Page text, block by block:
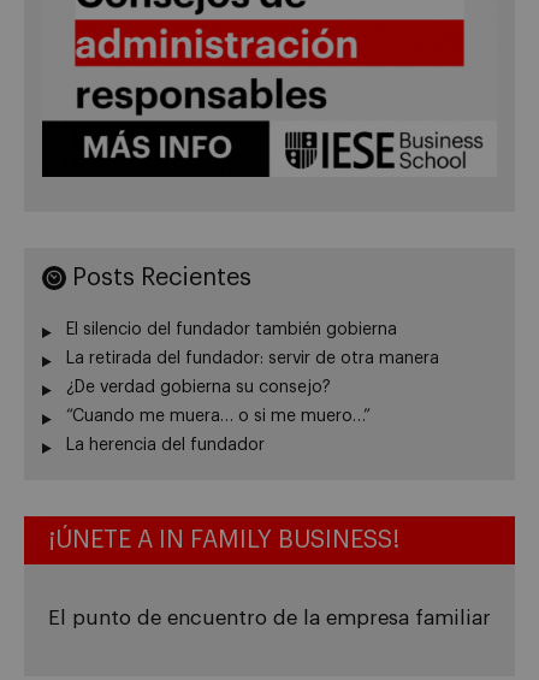
Posts Recientes
El silencio del fundador también gobierna
La retirada del fundador: servir de otra manera
¿De verdad gobierna su consejo?
“Cuando me muera… o si me muero…”
La herencia del fundador
¡ÚNETE A IN FAMILY BUSINESS!
El punto de encuentro de la empresa familiar